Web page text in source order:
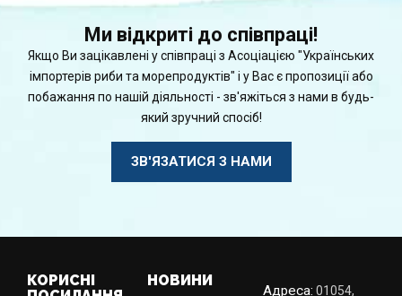
Ми відкриті до співпраці!
Якщо Ви зацікавлені у співпраці з Асоціацією "Українських
імпортерів риби та морепродуктів" і у Вас є пропозиції або
побажання по нашій діяльності - зв'яжіться з нами в будь-
який зручний спосіб!
ЗВ'ЯЗАТИСЯ З НАМИ
КОРИСНІ
НОВИНИ
Адреса: 01054,